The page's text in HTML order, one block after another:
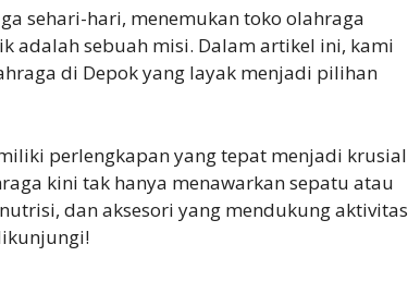
sehari-hari, menemukan toko olahraga
adalah sebuah misi. Dalam artikel ini, kami
di Depok yang layak menjadi pilihan
perlengkapan yang tepat menjadi krusial
kini tak hanya menawarkan sepatu atau
dan aksesori yang mendukung aktivitas